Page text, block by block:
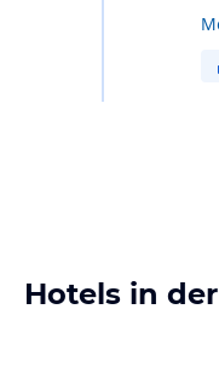
Hotels in